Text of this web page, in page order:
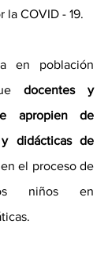
la COVID - 19.
en población
docentes y
apropien de
y didácticas de
el proceso de
niños en